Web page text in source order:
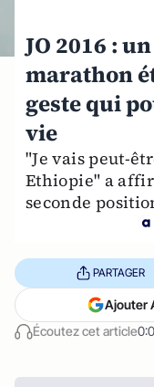
JO 2016 :
marathon
geste qui
vie
"Je vais peut-
Ethiopie" a
seconde
Écoutez cet article
PARTAGER
Ajouter